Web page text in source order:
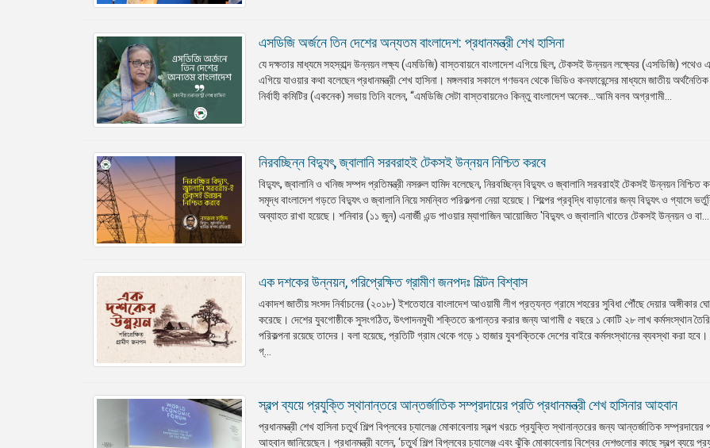
এসডিজি অর্জনে তিন দেশের অন্যতম বাংলাদেশ: প্রধানমন্ত্রী শেখ হাসিনা
যে দক্ষতার মাধ্যমে সহস্রাব্দ উন্নয়ন লক্ষ্য (এমডিজি) বাস্তবায়নে বাংলাদেশ এগিয়ে ছিল, টেকসই উন্নয়ন লক্ষ্যের (এসডিজি) পথেও
এগিয়ে যাওয়ার কথা বলেছেন প্রধানমন্ত্রী শেখ হাসিনা। মঙ্গলবার সকালে গণভবন থেকে ভিডিও কনফারেন্সের মাধ্যমে জাতীয়
নির্বাহী কমিটির (একনেক) সভায় তিনি বলেন, “এমডিজি সেটা বাস্তবায়নেও কিন্তু বাংলাদেশ অনেক…আমি বলব অগ্রগামী...
নিরবচ্ছিন্ন বিদ্যুৎ, জ্বালানি সরবরাহই টেকসই উন্নয়ন নিশ্চিত করবে
বিদ্যুৎ, জ্বালানি ও খনিজ সম্পদ প্রতিমন্ত্রী নসরুল হামিদ বলেছেন, নিরবচ্ছিন্ন বিদ্যুৎ ও জ্বালানি সরবরাহই টেকসই উন্নয়ন নিশ্চিত
সমৃদ্ধ বাংলাদেশ গড়তে বিদ্যুৎ ও জ্বালানি নিয়ে সমন্বিত পরিকল্পনা নেয়া হয়েছে। শিল্পের প্রবৃদ্ধি বাড়ানোর জন্য বিদ্যুৎ ও গ্যাসে
অব্যাহত রাখা হয়েছে। শনিবার (১১ জুন) এনার্জী এন্ড পাওয়ার ম্যাগাজিন আয়োজিত 'বিদ্যুৎ ও জ্বালানি খাতের টেকসই উন্নয়ন ও বা...
এক দশকের উন্নয়ন, পরিপ্রেক্ষিত গ্রামীণ জনপদঃ মিল্টন বিশ্বাস
একাদশ জাতীয় সংসদ নির্বাচনের (২০১৮) ইশতেহারে বাংলাদেশ আওয়ামী লীগ প্রত্যন্ত গ্রামে শহরের সুবিধা পৌঁছে দেয়ার অঙ্গীকার
করেছে। দেশের যুবগোষ্ঠীকে সুসংগঠিত, উৎপাদনমুখী শক্তিতে রূপান্তর করার জন্য আগামী ৫ বছরে ১ কোটি ২৮ লাখ কর্মসংস্থান
পরিকল্পনা রয়েছে তাদের। বলা হয়েছে, প্রতিটি গ্রাম থেকে গড়ে ১ হাজার যুবশক্তিকে দেশের বাইরে কর্মসংস্থানের ব্যবস্থা করা হবে।
গ্...
স্বল্প ব্যয়ে প্রযুক্তি স্থানান্তরে আন্তর্জাতিক সম্প্রদায়ের প্রতি প্রধানমন্ত্রী শেখ হাসিনার আহবান
প্রধানমন্ত্রী শেখ হাসিনা চতুর্থ শিল্প বিপ্লবের চ্যালেঞ্জ মোকাবেলায় স্বল্প খরচে প্রযুক্তি স্থানান্তরের জন্য আন্তর্জাতিক সম্প্রদায়ের
আহবান জানিয়েছেন। প্রধানমন্ত্রী বলেন, ‘চতুর্থ শিল্প বিপ্লবের চ্যালেঞ্জ এবং ঝুঁকি মোকাবেলায় বিশ্বের দেশগুলোর কাছে স্বল্প ব্যয়ে